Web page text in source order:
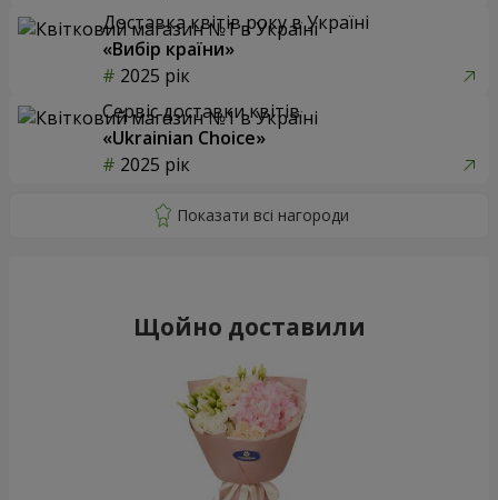
Доставка квітів року в Україні
«Вибір країни»
2025 рік
Сервіс доставки квітів
«Ukrainian Choice»
2025 рік
Щойно доставили